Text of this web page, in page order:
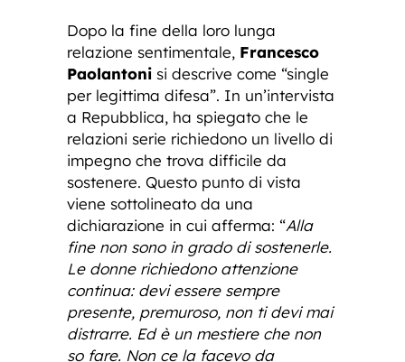
Dopo la fine della loro lunga
relazione sentimentale, Francesco
Paolantoni si descrive come “single
per legittima difesa”. In un’intervista
a Repubblica, ha spiegato che le
relazioni serie richiedono un livello di
impegno che trova difficile da
sostenere. Questo punto di vista
viene sottolineato da una
dichiarazione in cui afferma: “Alla
fine non sono in grado di sostenerle.
Le donne richiedono attenzione
continua: devi essere sempre
presente, premuroso, non ti devi mai
distrarre. Ed è un mestiere che non
so fare. Non ce la facevo da